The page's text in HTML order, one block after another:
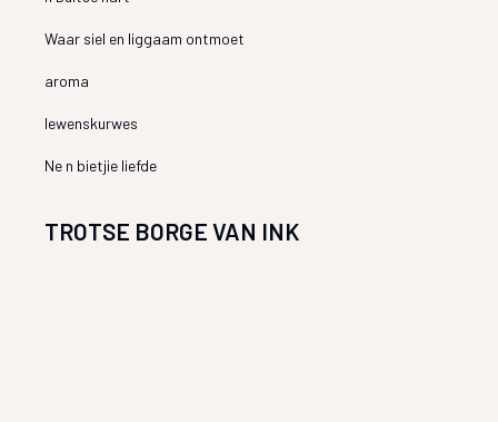
Waar siel en liggaam ontmoet
aroma
lewenskurwes
Ne n bietjie liefde
TROTSE BORGE VAN INK